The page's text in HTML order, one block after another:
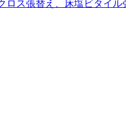
ロス張替え、床塩ビタイル